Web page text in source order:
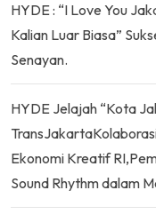
HYDE : “I Love You
Kalian Luar Biasa”
Senayan.
HYDE Jelajah “Kota
Ekonomi Kreatif
Sound Rhythm dalam